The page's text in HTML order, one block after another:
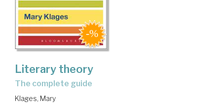
Literary theory
the complete guide
Klages, Mary